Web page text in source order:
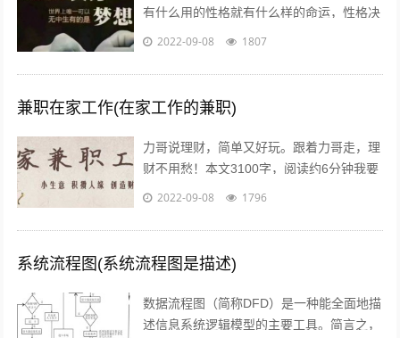
有什么用的性格就有什么样的命运，性格决
定命运。有些人需要白手起家获得财富，有
2022-09-08 1807
兼职在家工作(在家工作的兼职)
力哥说理财，简单又好玩。跟着力哥走，理
财不用愁！本文3100字，阅读约6分钟我要
介绍的赚钱工作就是兼职写稿赚稿费。主业
2022-09-08 1796
系统流程图(系统流程图是描述)
数据流程图（简称DFD）是一种能全面地描
述信息系统逻辑模型的主要工具。简言之，